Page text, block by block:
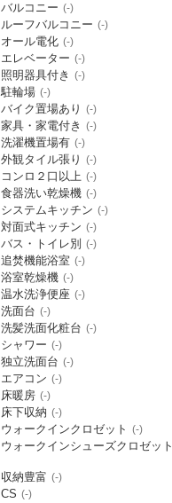
バルコニー (-)
ルーフバルコニー (-)
オール電化 (-)
エレベーター (-)
照明器具付き (-)
駐輪場 (-)
バイク置場あり (-)
家具・家電付き (-)
洗濯機置場有 (-)
外観タイル張り (-)
コンロ２口以上 (-)
食器洗い乾燥機 (-)
システムキッチン (-)
対面式キッチン (-)
バス・トイレ別 (-)
追焚機能浴室 (-)
浴室乾燥機 (-)
温水洗浄便座 (-)
洗面台 (-)
洗髪洗面化粧台 (-)
シャワー (-)
独立洗面台 (-)
エアコン (-)
床暖房 (-)
床下収納 (-)
ウォークインクロゼット (-)
ウォークインシューズクロゼット
収納豊富 (-)
CS (-)